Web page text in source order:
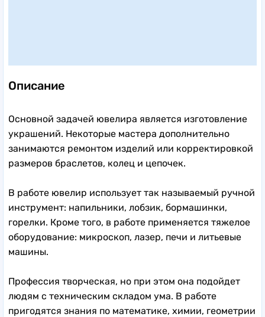
Описание
Основной задачей ювелира является изготовление
украшений. Некоторые мастера дополнительно
занимаются ремонтом изделий или корректировкой
размеров браслетов, колец и цепочек.
В работе ювелир использует так называемый ручной
инструмент: напильники, лобзик, бормашинки,
горелки. Кроме того, в работе применяется тяжелое
оборудование: микроскоп, лазер, печи и литьевые
машины.
Профессия творческая, но при этом она подойдет
людям с техническим складом ума. В работе
пригодятся знания по математике, химии, геометрии